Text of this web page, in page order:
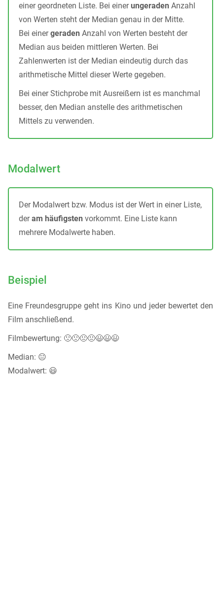
einer geordneten Liste. Bei einerungeraden Anzahl
von Werten steht der Median genau in der Mitte.
Bei einergeraden Anzahl von Werten besteht der
Median aus beiden mittleren Werten. Bei
Zahlenwerten ist der Median eindeutig durch das
arithmetische Mittel dieser Werte gegeben.
Bei einer Stichprobe mit Ausreißern ist es manchmal
besser, den Median anstelle des arithmetischen
Mittels zu verwenden.
Modalwert
Der Modalwert bzw. Modus ist der Wert in einer Liste,
deram häufigsten vorkommt. Eine Liste kann
mehrere Modalwerte haben.
Beispiel
Eine Freundesgruppe geht ins Kino und jeder bewertet den
Film anschließend.
Filmbewertung: 🙁🙁😐😐😃😃😃
Median: 😐
Modalwert: 😃